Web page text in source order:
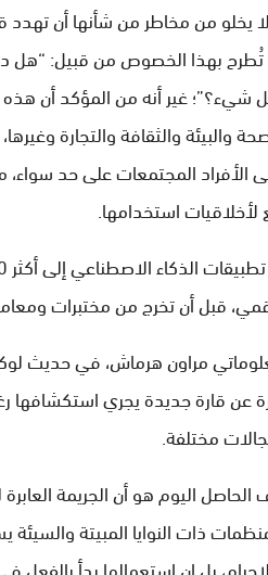
يخلو من مخاطر من شأنها أن تهدد
بهذا الخصوص من قبيل: “هل
غير أنه من المؤكد أن
والبيئة والثقافة والتجارة
الأفراد المجتمعات على حد
لأخلاقيات استخدامها.
قبل أن تخرج من مختبرات
مراون هرماش، في حديث
عن قارة جديدة يجري استكشافها
مختلفة.
الحاصل اليوم هو أن الجريمة
ذات النوايا المبيتة